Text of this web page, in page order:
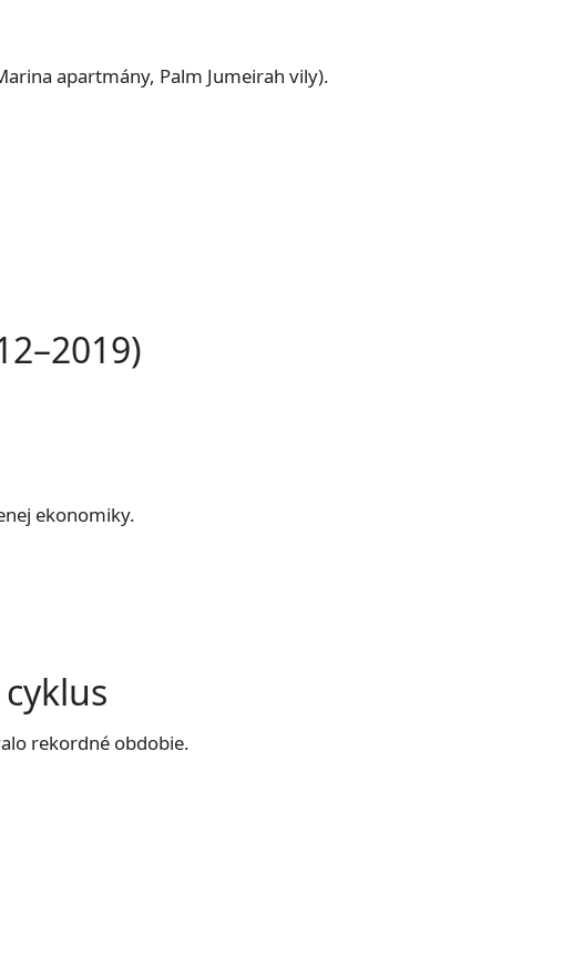
apartmány, Palm Jumeirah vily).
ekonomiky.
rekordné obdobie.